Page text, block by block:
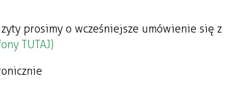
prosimy o wcześniejsze umówienie się z
TUTAJ)